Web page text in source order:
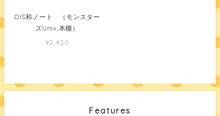
DIS和ノート （モンスター
ズUniv,本棚）
¥2,420
Features